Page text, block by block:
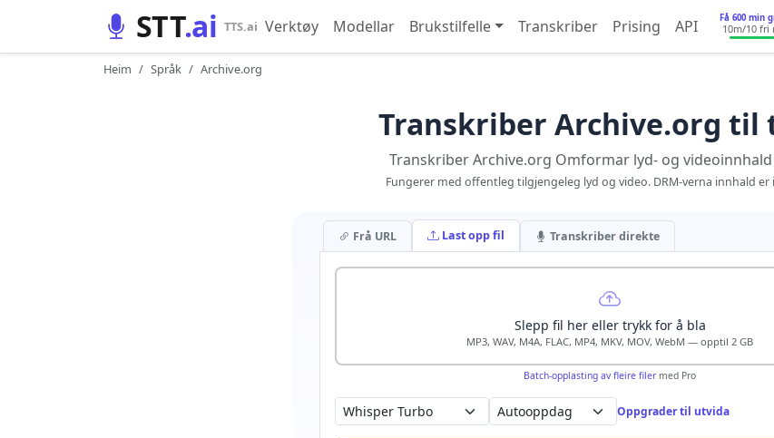
STT.ai TTS.ai Verktøy Modellar Brukstilfelle Transkriber Prising API Få 600 min
10m/10 fri
Heim Språk Archive.org
Transkriber Archive.org til
Transkriber Archive.org Omformar lyd- og
Fungerer med offentleg tilgjengeleg lyd og video. DRM-verna innhald
Frå URL Last opp fil Transkriber direkte
Slepp fil her eller trykk for å bla
MP3, WAV, M4A, FLAC, MP4, MKV, MOV, WebM — opptil 2 GB
Batch-opplasting av fleire filer med Pro
Autooppdag Oppgrader til utvida